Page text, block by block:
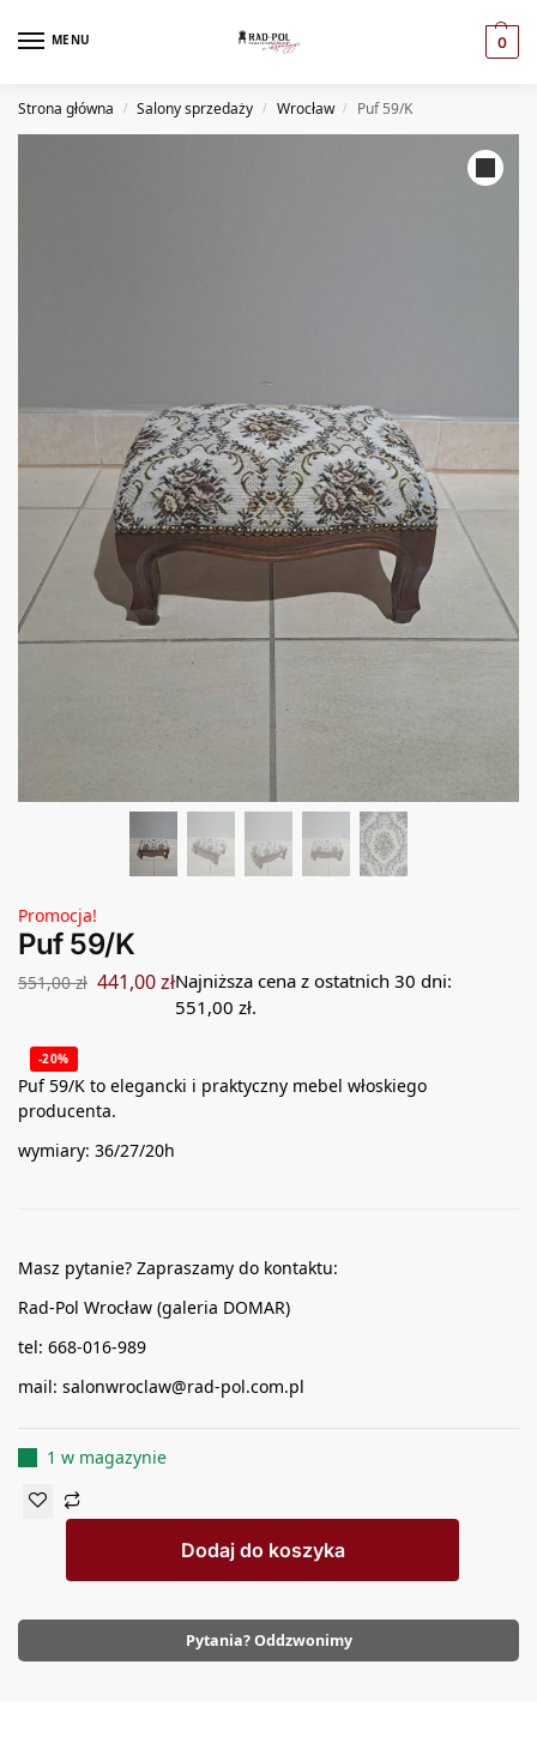
MENU 0
Strona główna / Salony sprzedaży / Wrocław / Puf 59/K
Promocja!
Puf 59/K
551,00zł 441,00złNajniższa cena z ostatnich 30 dni:
551,00 zł.
-20%
Puf 59/K to elegancki i praktyczny mebel włoskiego
producenta.
wymiary: 36/27/20h
Masz pytanie? Zapraszamy do kontaktu:
Rad-Pol Wrocław (galeria DOMAR)
tel: 668-016-989
mail: salonwroclaw@rad-pol.com.pl
1 w magazynie
Dodaj do koszyka
Pytania? Oddzwonimy